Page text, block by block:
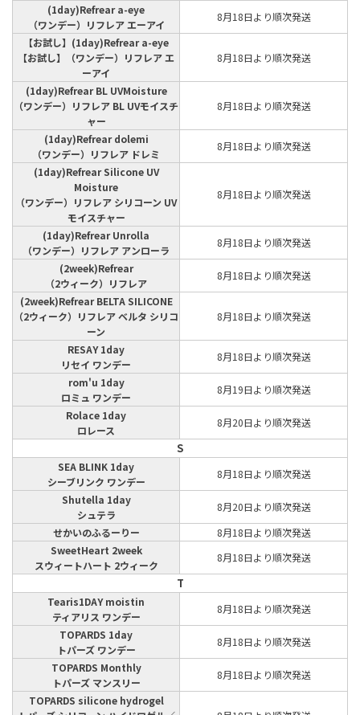
(1day)Refrear a-eye
（ワンデー）リフレア エーアイ
8月18日より順次発送
【お試し】(1day)Refrear a-eye
【お試し】（ワンデー）リフレア エ
ーアイ
8月18日より順次発送
(1day)Refrear BL UVMoisture
（ワンデー）リフレア BL UVモイスチ
ャー
8月18日より順次発送
(1day)Refrear dolemi
（ワンデー）リフレア ドレミ
8月18日より順次発送
(1day)Refrear Silicone UV
Moisture
（ワンデー）リフレア シリコーン UV
モイスチャー
8月18日より順次発送
(1day)Refrear Unrolla
（ワンデー）リフレア アンローラ
8月18日より順次発送
(2week)Refrear
（2ウィーク）リフレア
8月18日より順次発送
(2week)Refrear BELTA SILICONE
（2ウィーク）リフレア ベルタ シリコ
ーン
8月18日より順次発送
RESAY 1day
リセイ ワンデー
8月18日より順次発送
rom'u 1day
ロミュ ワンデー
8月19日より順次発送
Rolace 1day
ロレース
8月20日より順次発送
S
SEA BLINK 1day
シーブリンク ワンデー
8月18日より順次発送
Shutella 1day
シュテラ
8月20日より順次発送
せかいのふるーりー
8月18日より順次発送
SweetHeart 2week
スウィートハート 2ウィーク
8月18日より順次発送
T
Tearis1DAY moistin
ティアリス ワンデー
8月18日より順次発送
TOPARDS 1day
トパーズ ワンデー
8月18日より順次発送
TOPARDS Monthly
トパーズ マンスリー
8月18日より順次発送
TOPARDS silicone hydrogel